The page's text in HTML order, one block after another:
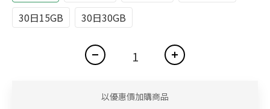
30日15GB
30日30GB
以優惠價加購商品